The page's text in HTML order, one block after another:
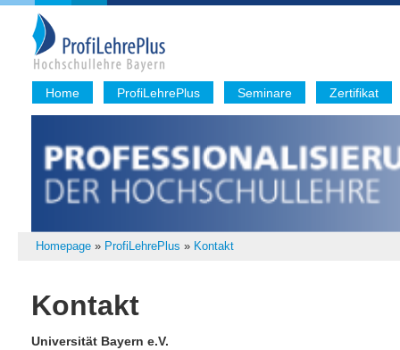
Home ProfiLehrePlus Seminare Zertifikat
Homepage » ProfiLehrePlus » Kontakt
Kontakt
Universität Bayern e.V.